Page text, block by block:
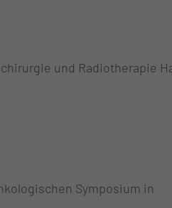
und Radiotherapie
Symposium in